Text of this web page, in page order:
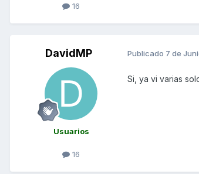
16
DavidMP
Usuarios
16
Publicado 7 de
Si, ya vi varias